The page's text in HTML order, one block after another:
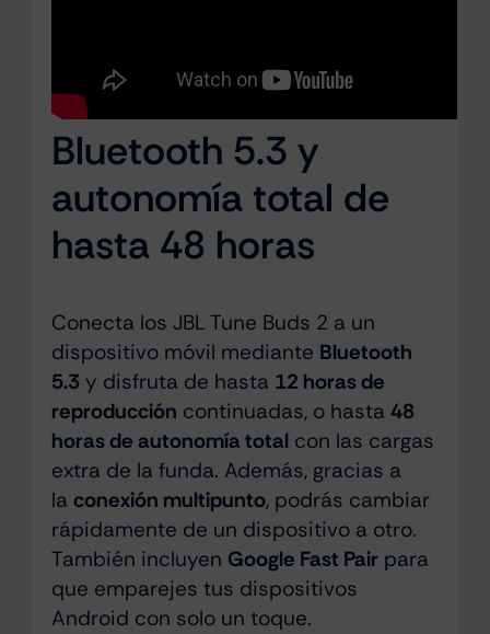
Bluetooth 5.3 y
autonomía total de
hasta 48 horas
Conecta los JBL Tune Buds 2 a un
dispositivo móvil mediante Bluetooth
5.3 y disfruta de hasta 12 horas de
reproducción continuadas, o hasta 48
horas de autonomía total con las cargas
extra de la funda. Además, gracias a
la conexión multipunto, podrás cambiar
rápidamente de un dispositivo a otro.
También incluyen Google Fast Pair para
que emparejes tus dispositivos
Android con solo un toque.